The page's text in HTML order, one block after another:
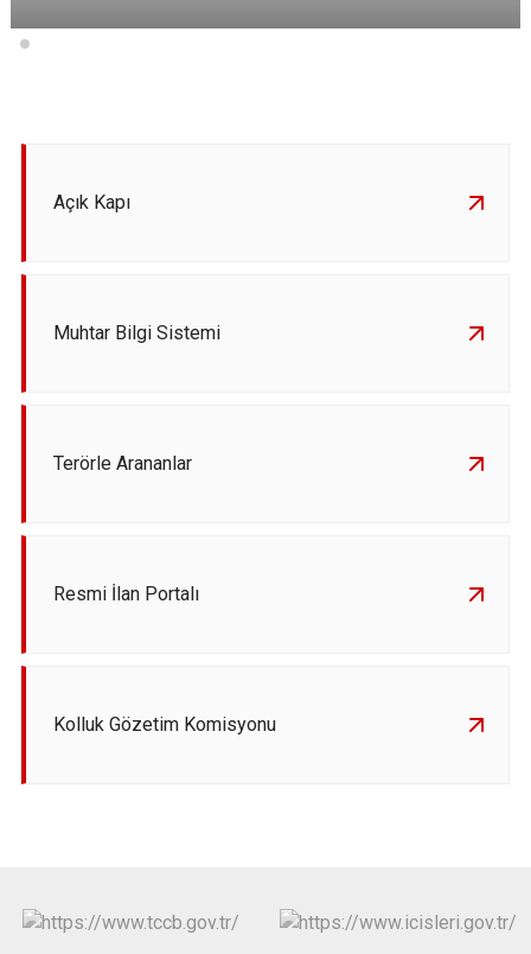
Açık Kapı
Muhtar Bilgi Sistemi
Terörle Arananlar
Resmi İlan Portalı
Kolluk Gözetim Komisyonu